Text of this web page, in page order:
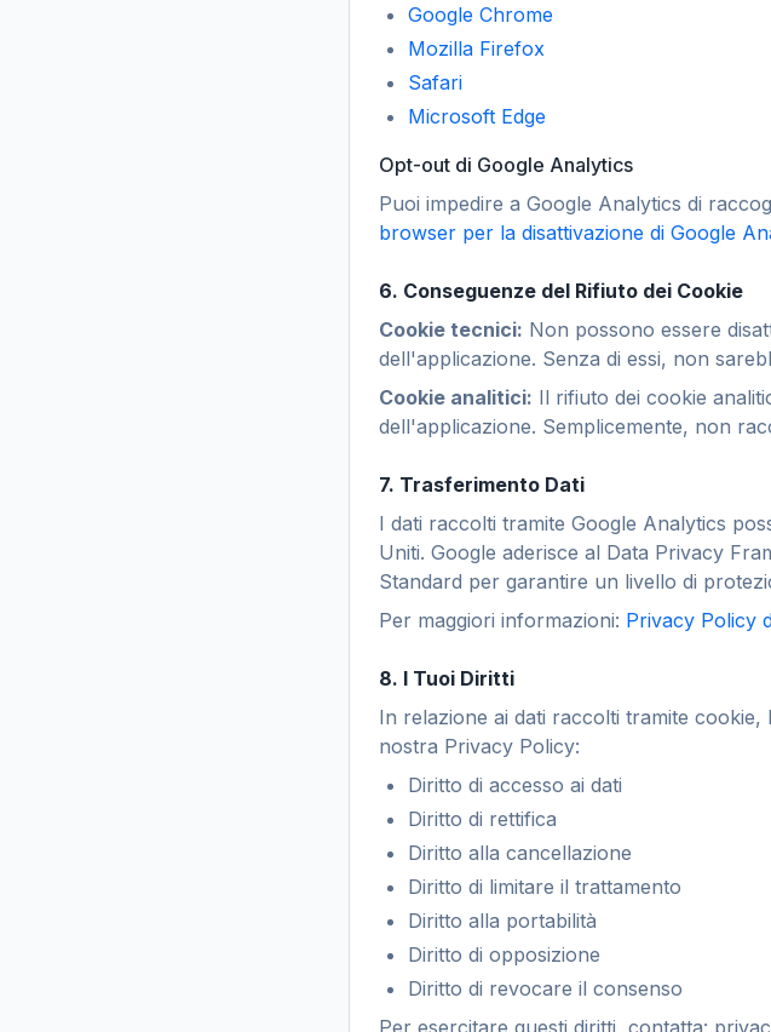
Google Chrome
Mozilla Firefox
Safari
Microsoft Edge
Opt-out di Google Analytics
Puoi impedire a Google Analytics di
browser per la disattivazione di Google
6. Conseguenze del Rifiuto dei Cookie
Cookie tecnici: Non possono essere
dell'applicazione. Senza di essi, non
Cookie analitici: Il rifiuto dei cookie
dell'applicazione. Semplicemente, non
7. Trasferimento Dati
I dati raccolti tramite Google Analytics
Uniti. Google aderisce al Data Privacy
Standard per garantire un livello di
Per maggiori informazioni: Privacy Policy
8. I Tuoi Diritti
In relazione ai dati raccolti tramite cookie,
nostra Privacy Policy:
Diritto di accesso ai dati
Diritto di rettifica
Diritto alla cancellazione
Diritto di limitare il trattamento
Diritto alla portabilità
Diritto di opposizione
Diritto di revocare il consenso
Per esercitare questi diritti, contatta: